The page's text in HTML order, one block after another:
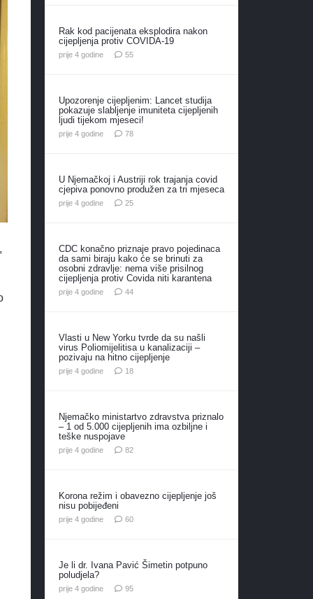
Rak kod pacijenata eksplodira nakon
cijepljenja protiv COVIDA-19
prije 4 godine 55komentara
Upozorenje cijepljenim: Lancet studija
pokazuje slabljenje imuniteta cijepljenih
ljudi tijekom mjeseci!
prije 4 godine 78komentara
U Njemačkoj i Austriji rok trajanja covid
cjepiva ponovno produžen za tri mjeseca
prije 4 godine 25komentara
CDC konačno priznaje pravo pojedinaca
da sami biraju kako će se brinuti za
osobni zdravlje: nema više prisilnog
cijepljenja protiv Covida niti karantena
prije 4 godine 44komentara
Vlasti u New Yorku tvrde da su našli
virus Poliomijelitisa u kanalizaciji –
pozivaju na hitno cijepljenje
prije 4 godine 18komentara
Njemačko ministartvo zdravstva priznalo
– 1 od 5.000 cijepljenih ima ozbiljne i
teške nuspojave
prije 4 godine 82komentara
Korona režim i obavezno cijepljenje još
nisu pobijeđeni
prije 4 godine 60komentara
Je li dr. Ivana Pavić Šimetin potpuno
poludjela?
prije 4 godine 95komentara